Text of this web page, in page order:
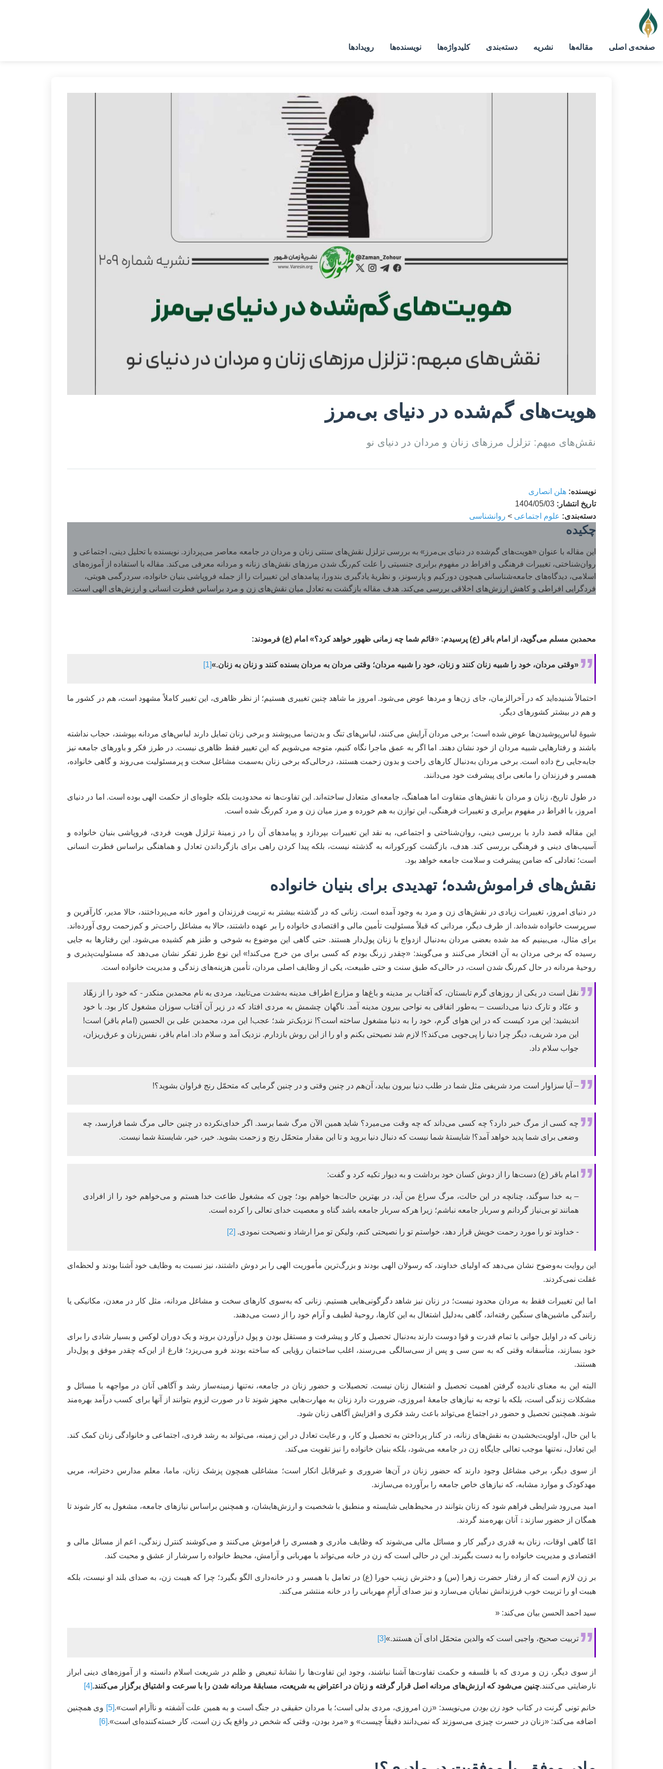
صفحه‌ی اصلی مقاله‌ها نشریه دسته‌بندی کلیدواژه‌ها نویسنده‌ها رویدادها
هویت‌های گم‌شده در دنیای بی‌مرز
نقش‌های مبهم: تزلزل مرزهای زنان و مردان در دنیای نو
نویسنده: هلن انصاری
تاریخ انتشار: 1404/05/03
دسته‌بندی: علوم اجتماعی > روانشناسی
چکیده
این مقاله با عنوان «هویت‌های گم‌شده در دنیای بی‌مرز» به بررسی تزلزل نقش‌های سنتی زنان و مردان در جامعه معاصر می‌پردازد. نویسنده با تحلیل دینی، اجتماعی و
روان‌شناختی، تغییرات فرهنگی و افراط در مفهوم برابری جنسیتی را علت کم‌رنگ شدن مرزهای نقش‌های زنانه و مردانه معرفی می‌کند. مقاله با استفاده از آموزه‌های
اسلامی، دیدگاه‌های جامعه‌شناسانی همچون دورکیم و پارسونز، و نظریۀ یادگیری بندورا، پیامدهای این تغییرات را از جمله فروپاشی بنیان خانواده، سردرگمی هویتی،
فردگرایی افراطی و کاهش ارزش‌های اخلاقی بررسی می‌کند. هدف مقاله بازگشت به تعادل میان نقش‌های زن و مرد براساس فطرت انسانی و ارزش‌های الهی است.
محمدبن مسلم می‌گوید، از امام باقر (ع) پرسیدم: «قائم شما چه زمانی ظهور خواهد کرد؟» امام (ع) فرمودند:
«وقتی مردان، خود را شبیه زنان کنند و زنان، خود را شبیه مردان؛ وقتی مردان به مردان بسنده کنند و زنان به زنان.»[1]
احتمالاً شنیده‌اید که در آخرالزمان، جای زن‌ها و مردها عوض می‌شود. امروز ما شاهد چنین تغییری هستیم؛ از نظر ظاهری، این تغییر کاملاً مشهود است، هم در کشور ما
و هم در بیشتر کشورهای دیگر.
شیوۀ لباس‌پوشیدن‌ها عوض شده است؛ برخی مردان آرایش می‌کنند، لباس‌های تنگ و بدن‌نما می‌پوشند و برخی زنان تمایل دارند لباس‌های مردانه بپوشند، حجاب نداشته
باشند و رفتارهایی شبیه مردان از خود نشان دهند. اما اگر به عمق ماجرا نگاه کنیم، متوجه می‌شویم که این تغییر فقط ظاهری نیست. در طرز فکر و باورهای جامعه نیز
جابه‌جایی رخ داده است. برخی مردان به‌دنبال کارهای راحت و بدون زحمت هستند، درحالی‌که برخی زنان به‌سمت مشاغل سخت و پرمسئولیت می‌روند و گاهی خانواده،
همسر و فرزندان را مانعی برای پیشرفت خود می‌دانند.
در طول تاریخ، زنان و مردان با نقش‌های متفاوت اما هماهنگ، جامعه‌ای متعادل ساخته‌اند. این تفاوت‌ها نه محدودیت بلکه جلوه‌ای از حکمت الهی بوده است. اما در دنیای
امروز، با افراط در مفهوم برابری و تغییرات فرهنگی، این توازن به‌ هم خورده و مرز میان زن و مرد کم‌رنگ شده است.
این مقاله قصد دارد با بررسی دینی، روان‌شناختی و اجتماعی، به نقد این تغییرات بپردازد و پیامدهای آن را در زمینۀ تزلزل هویت فردی، فروپاشی بنیان خانواده و
آسیب‌های دینی و فرهنگی بررسی کند. هدف، بازگشت کورکورانه به گذشته نیست، بلکه پیدا کردن راهی برای بازگرداندن تعادل و هماهنگی براساس فطرت انسانی
است؛ تعادلی که ضامن پیشرفت و سلامت جامعه خواهد بود.
نقش‌های فراموش‌شده؛ تهدیدی برای بنیان خانواده
در دنیای امروز، تغییرات زیادی در نقش‌های زن و مرد به‌ وجود آمده است. زنانی که در گذشته بیشتر به تربیت فرزندان و امور خانه می‌پرداختند، حالا مدیر، کارآفرین و
سرپرست خانواده شده‌اند. از طرف دیگر، مردانی که قبلاً مسئولیت تأمین مالی و اقتصادی خانواده را بر عهده داشتند، حالا به مشاغل راحت‌تر و کم‌زحمت روی آورده‌اند.
برای مثال، می‌بینیم که مد شده بعضی مردان به‌دنبال ازدواج با زنان پول‌دار هستند. حتی گاهی این موضوع به شوخی و طنز هم کشیده می‌شود. این رفتارها به‌ جایی
رسیده که برخی مردان به آن افتخار می‌کنند و می‌گویند: «چقدر زرنگ بودم که کسی برای من خرج می‌کند!» این نوع طرز تفکر نشان می‌دهد که مسئولیت‌پذیری و
روحیۀ مردانه در حال کم‌رنگ شدن است، در حالی‌که طبق سنت و حتی طبیعت، یکی از وظایف اصلی مردان، تأمین هزینه‌های زندگی و مدیریت خانواده است.
نقل است در یکی از روزهای گرم تابستان، که آفتاب بر مدینه و باغ‌ها و مزارع اطراف مدینه به‌شدت می‌تابید، مردی به نام محمدبن منکدر - که خود را از زهّاد
و عبّاد و تارک دنیا می‌دانست – به‌طور اتفاقی به نواحی بیرون مدینه آمد. ناگهان چشمش به مردی افتاد که در زیر آن آفتاب سوزان مشغول کار بود. با خود
اندیشید: این مرد کیست که در این هوای گرم، خود را به دنیا مشغول ساخته است؟! نزدیک‌تر شد؛ عجب! این مرد، محمدبن علی بن الحسین (امام باقر) است!
این مرد شریف، دیگر چرا دنیا را پی‌جویی می‌کند؟! لازم شد نصیحتی بکنم و او را از این روش بازدارم. نزدیک آمد و سلام داد. امام باقر، نفس‌زنان و عرق‌ریزان،
جواب سلام داد.
– آیا سزاوار است مرد شریفی مثل شما در طلب دنیا بیرون بیاید، آن‌هم در چنین وقتی و در چنین گرمایی که متحمّل رنج فراوان بشوید؟!
چه کسی از مرگ خبر دارد؟ چه کسی می‌داند که چه وقت می‌میرد؟ شاید همین الآن مرگ شما برسد. اگر خدای‌نکرده در چنین حالی مرگ شما فرارسد، چه
وضعی برای شما پدید خواهد آمد؟! شایستۀ شما نیست که دنبال دنیا بروید و تا این مقدار متحمّل رنج و زحمت بشوید. خیر، خیر، شایستۀ شما نیست.
امام باقر (ع) دست‌ها را از دوش کسان خود برداشت و به دیوار تکیه کرد و گفت:
– به خدا سوگند، چنانچه در این حالت، مرگ سراغ من آید، در بهترین حالت‌ها خواهم بود؛ چون که مشغول طاعت خدا هستم و می‌خواهم خود را از افرادی
همانند تو بی‌نیاز گردانم و سربار جامعه نباشم؛ زیرا هرکه سربار جامعه باشد گناه و معصیت خدای تعالی را کرده است.
- خداوند تو را مورد رحمت خویش قرار دهد، خواستم تو را نصیحتی کنم، ولیکن تو مرا ارشاد و نصیحت نمودی. [2]
این روایت به‌وضوح نشان می‌دهد که اولیای خداوند، که رسولان الهی بودند و بزرگ‌ترین مأموریت الهی را بر دوش داشتند، نیز نسبت به وظایف خود آشنا بودند و لحظه‌ای
غفلت نمی‌کردند.
اما این تغییرات فقط به مردان محدود نیست؛ در زنان نیز شاهد دگرگونی‌هایی هستیم. زنانی که به‌سوی کارهای سخت و مشاغل مردانه، مثل کار در معدن، مکانیکی یا
رانندگی ماشین‌های سنگین رفته‌اند، گاهی به‌دلیل اشتغال به این کارها، روحیۀ لطیف و آرام خود را از دست می‌دهند.
زنانی که در اوایل جوانی با تمام قدرت و قوا دوست دارند به‌دنبال تحصیل و کار و پیشرفت و مستقل ‌بودن و پول‌ درآوردن بروند و یک دوران لوکس و بسیار شادی را برای
خود بسازند، متأسفانه وقتی که به سن سی و پس از سی‌سالگی می‌رسند، اغلب ساختمان رؤیایی که ساخته بودند فرو می‌ریزد؛ فارغ از این‌که چقدر موفق و پول‌دار
هستند.
البته این به‌ معنای نادیده ‌گرفتن اهمیت تحصیل و اشتغال زنان نیست. تحصیلات و حضور زنان در جامعه، نه‌تنها زمینه‌ساز رشد و آگاهی آنان در مواجهه با مسائل و
مشکلات زندگی است، بلکه با توجه به نیازهای جامعۀ امروزی، ضرورت دارد زنان به مهارت‌هایی مجهز شوند تا در صورت لزوم بتوانند از آنها برای کسب درآمد بهره‌مند
شوند. همچنین تحصیل و حضور در اجتماع می‌تواند باعث رشد فکری و افزایش آگاهی زنان شود.
با این حال، اولویت‌بخشیدن به نقش‌های زنانه، در کنار پرداختن به تحصیل و کار، و رعایت تعادل در این زمینه، می‌تواند به رشد فردی، اجتماعی و خانوادگی زنان کمک کند.
این تعادل، نه‌تنها موجب تعالی جایگاه زن در جامعه می‌شود، بلکه بنیان خانواده را نیز تقویت می‌کند.
از سوی دیگر، برخی مشاغل وجود دارند که حضور زنان در آن‌ها ضروری و غیرقابل انکار است؛ مشاغلی همچون پزشک زنان، ماما، معلم مدارس دخترانه، مربی
مهدکودک و موارد مشابه، که نیازهای خاص جامعه را برآورده می‌سازند.
امید می‌رود شرایطی فراهم شود که زنان بتوانند در محیط‌هایی شایسته و منطبق با شخصیت و ارزش‌هایشان، و همچنین براساس نیازهای جامعه، مشغول به کار شوند تا
همگان از حضور سازندﮤ آنان بهره‌مند گردند.
امّا گاهی اوقات، زنان به قدری درگیر کار و مسائل مالی می‌شوند که وظایف مادری و همسری را فراموش می‌کنند و می‌کوشند کنترل زندگی، اعم از مسائل مالی و
اقتصادی و مدیریت خانواده را به دست بگیرند. این در حالی است که زن در خانه می‌تواند با مهربانی و آرامش، محیط خانواده را سرشار از عشق و محبت کند.
بر زن لازم است که از رفتار حضرت زهرا (س) و دخترش زینب حورا (ع) در تعامل با همسر و در خانه‌داری الگو بگیرد؛ چرا که هیبت زن، به صدای بلند او نیست، بلکه
هیبت او را تربیت خوب فرزندانش نمایان می‌سازد و نیز صدای آرامِ مهربانی را در خانه منتشر می‌کند.
سید احمد الحسن بیان می‌کند: «
تربیت صحیح، واجبی است که والدین متحمّل ادای آن هستند.»[3]
از سوی دیگر، زن و مردی که با فلسفه و حکمت تفاوت‌ها آشنا نباشند، وجود این تفاوت‌ها را نشانۀ تبعیض و ظلم در شریعت اسلام دانسته و از آموزه‌های دینی ابراز
نارضایتی می‌کنند.چنین می‌شود که ارزش‌های مردانه اصل قرار گرفته و زنان در اعتراض به شریعت، مسابقۀ مردانه شدن را با سرعت و اشتیاق برگزار می‌کنند.[4]
خانم تونی گرنت در کتاب خود زن بودن می‌نویسد: «زن امروزی، مردی بدلی است؛ با مردان حقیقی در جنگ است و به همین علت آشفته و ناآرام است».[5]
وی همچنین
اضافه می‌کند: «زنان در حسرت چیزی می‌سوزند که نمی‌دانند دقیقاً چیست» و «مرد بودن، وقتی که شخص در واقع یک زن است، کار خسته‌کننده‌ای است».[6]